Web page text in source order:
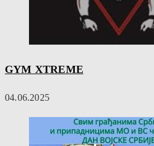
GYM XTREME
04.06.2025